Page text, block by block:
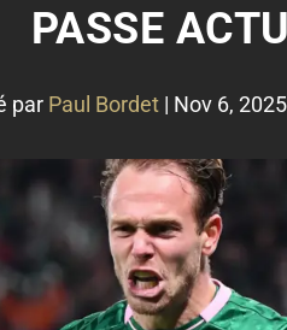
PASSE
par Paul Bordet| Nov 6, 2025